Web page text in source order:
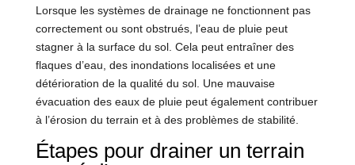
Lorsque les systèmes de drainage ne fonctionnent pas
correctement ou sont obstrués, l’eau de pluie peut
stagner à la surface du sol. Cela peut entraîner des
flaques d’eau, des inondations localisées et une
détérioration de la qualité du sol. Une mauvaise
évacuation des eaux de pluie peut également contribuer
à l’érosion du terrain et à des problèmes de stabilité.
Étapes pour drainer un terrain